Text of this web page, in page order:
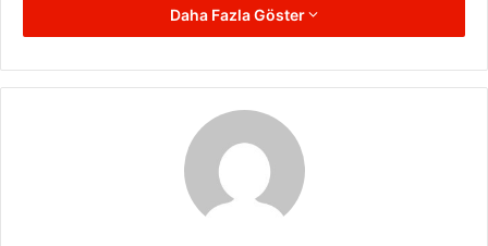
Bebek bezi egzaması, genellikle bezin temas ettiği
bölgelerde (popo, genital bölge ve uyluk içleri) kızarıklık,
tahriş, kabuklanma ve zaman zaman sızıntılı lezyonlar
cildin uzun süre nemli kalması, idrar ve dışkının ciltle
teması ya da kullanılan bezin ya da temizlik ürünlerinin
cildi tahriş etmesi sonucu oluşabilir. Bebeklerde bağışıklık
sistemi henüz tam gelişmediğinden, ciltte oluşan bu tarz
Daha Fazla Göster